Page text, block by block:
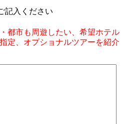
記入ください
都市も周遊したい、希望ホテル
定、オプショナルツアーを紹介